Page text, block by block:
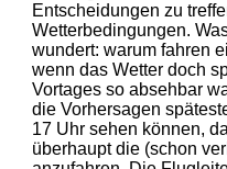
Entscheidungen zu
Wetterbedingungen.
wundert: warum fahren
wenn das Wetter doch
Vortages so absehbar
die Vorhersagen
17 Uhr sehen können,
überhaupt die (schon